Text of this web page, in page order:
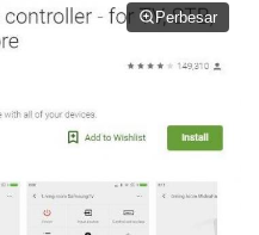
Perbesar